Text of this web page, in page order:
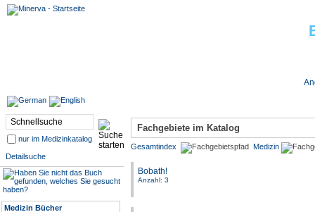
nur im Medizinkatalog
Detailsuche
Medizin Bücher
Fachgebiete im Katalog
Gesamtindex Medizin
Bobath!
Anzahl: 3